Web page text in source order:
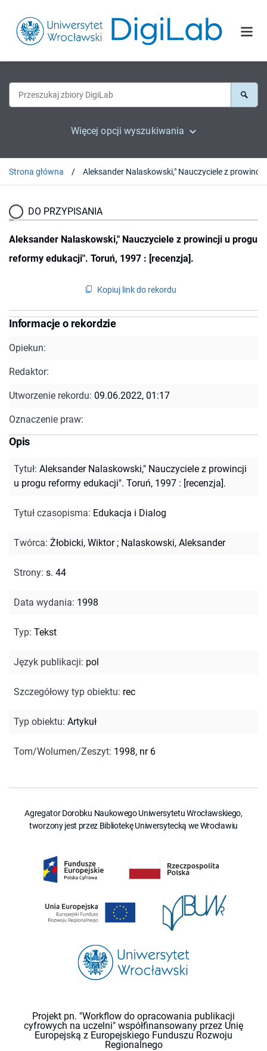
Więcej opcji wyszukiwania
Strona główna
DO PRZYPISANIA
Aleksander Nalaskowski," Nauczyciele z prowincji u progu
reformy edukacji". Toruń, 1997 : [recenzja].
Kopiuj link do rekordu
Informacje o rekordzie
Opiekun:
Redaktor:
Utworzenie rekordu: 09.06.2022, 01:17
Oznaczenie praw:
Opis
Tytuł: Aleksander Nalaskowski," Nauczyciele z prowincji
u progu reformy edukacji". Toruń, 1997 : [recenzja].
Tytuł czasopisma: Edukacja i Dialog
Twórca: Żłobicki, Wiktor; Nalaskowski, Aleksander
Strony: s. 44
Data wydania: 1998
Typ: Tekst
Język publikacji: pol
Szczegółowy typ obiektu: rec
Typ obiektu: Artykuł
Tom/Wolumen/Zeszyt: 1998, nr 6
Agregator Dorobku Naukowego Uniwersytetu Wrocławskiego,
tworzony jest przez Bibliotekę Uniwersytecką we Wrocławiu
Projekt pn. "Workflow do opracowania publikacji
cyfrowych na uczelni" współfinansowany przez Unię
Europejską z Europejskiego Funduszu Rozwoju
Regionalnego